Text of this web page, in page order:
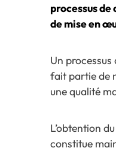
processus de
de mise en
Un
fait partie de
une qualité
L’obtention
constitue